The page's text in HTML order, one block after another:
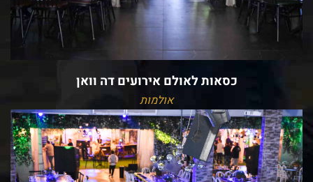
כסאות לאולם אירועים דה וואן
אולמות